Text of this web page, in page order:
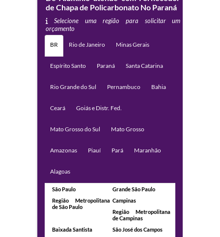
de Chapa de Policarbonato No Paraná
Selecione uma região para solicitar um
orçamento
BR Rio de Janeiro Minas Gerais
Espírito Santo Paraná Santa Catarina
Rio Grande do Sul Pernambuco Bahia
Ceará Goiás e Distr. Fed.
Mato Grosso do Sul Mato Grosso
Amazonas Piauí Pará Maranhão
Alagoas
São Paulo
Grande São Paulo
Região Metropolitana
de São Paulo
Campinas
Região Metropolitana
de Campinas
Baixada Santista
São José dos Campos